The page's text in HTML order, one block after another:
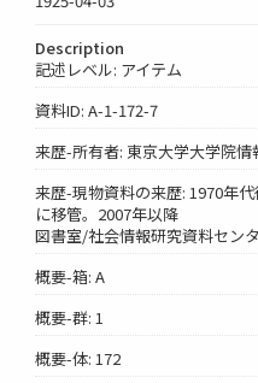
Description
記述レベル: アイテム
資料ID: A-1-172-7
来歴-所有者: 東京大学大学院情
来歴-現物資料の来歴: 1970年
に移管。2007年以降
図書室/社会情報研究資料セン
概要-箱: A
概要-群: 1
概要-体: 172